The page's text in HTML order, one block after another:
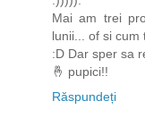
Mai am trei
lunii... of si cum
:D Dar sper sa
🤞 pupici!!
Răspundeți